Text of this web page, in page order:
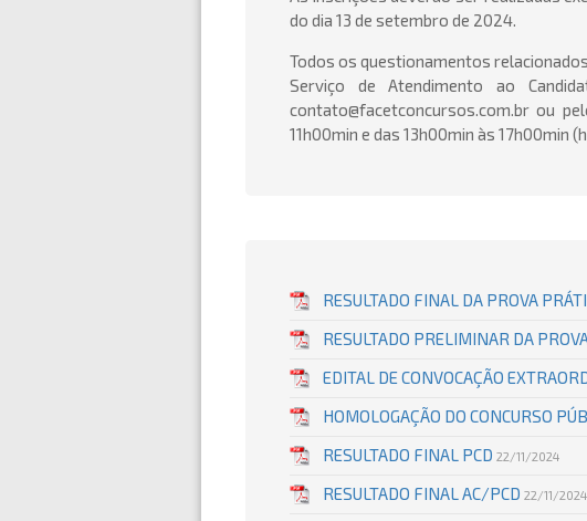
do dia 13 de setembro de 2024.
Todos os questionamentos
Serviço de Atendimento ao
contato@facetconcursos.com.br ou
11h00min e das 13h00min às 17h00min
RESULTADO FINAL DA PROVA
RESULTADO PRELIMINAR DA
EDITAL DE CONVOCAÇÃO
HOMOLOGAÇÃO DO CONCURSO
RESULTADO FINAL PCD 22/11/2024
RESULTADO FINAL AC/PCD 22/11/2024